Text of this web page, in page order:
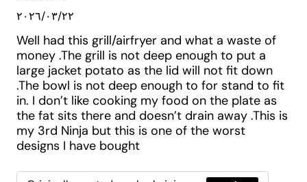
٢٢‏/٠٣‏/٢٠٢٦
Well had this grill/airfryer and what a waste of
money .The grill is not deep enough to put a
large jacket potato as the lid will not fit down
.The bowl is not deep enough to for stand to fit
in. I don’t like cooking my food on the plate as
the fat sits there and doesn’t drain away .This is
my 3rd Ninja but this is one of the worst
designs I have bought